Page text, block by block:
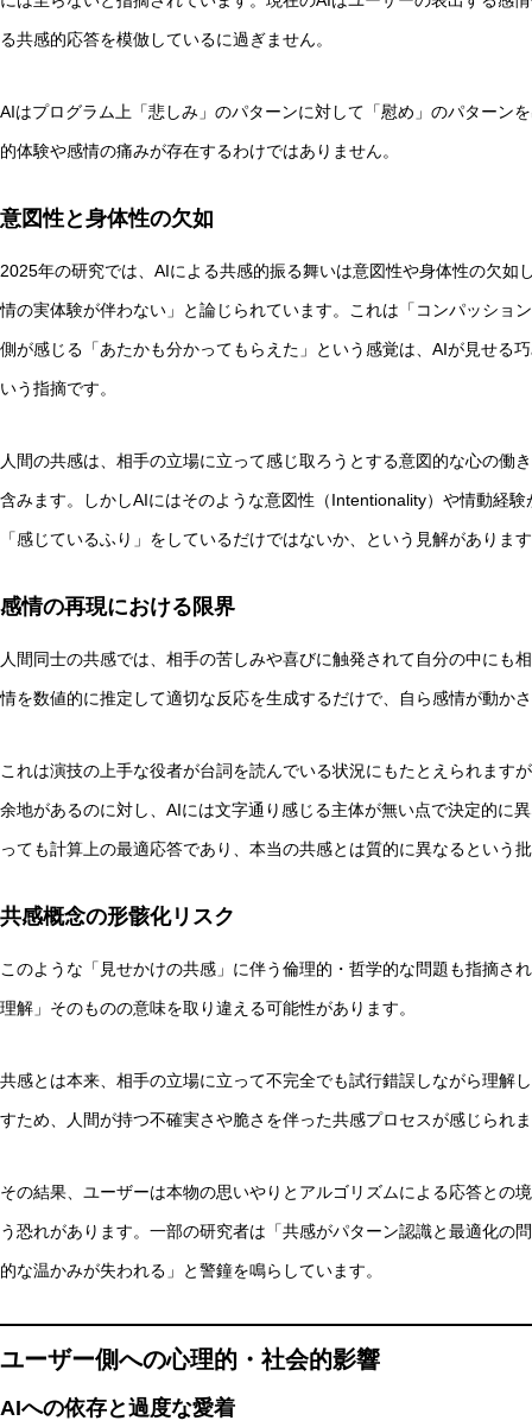
る共感的応答を模倣しているに過ぎません。
AIはプログラム上「悲しみ」のパターンに対して「慰め」のパターン
的体験や感情の痛みが存在するわけではありません。
意図性と身体性の欠如
2025年の研究では、AIによる共感的振る舞いは意図性や身体性の欠如
情の実体験が伴わない」と論じられています。これは「コンパッショ
側が感じる「あたかも分かってもらえた」という感覚は、AIが見せる
いう指摘です。
人間の共感は、相手の立場に立って感じ取ろうとする意図的な心の働
含みます。しかしAIにはそのような意図性（Intentionality）や情動経
「感じているふり」をしているだけではないか、という見解がありま
感情の再現における限界
人間同士の共感では、相手の苦しみや喜びに触発されて自分の中にも
情を数値的に推定して適切な反応を生成するだけで、自ら感情が動か
これは演技の上手な役者が台詞を読んでいる状況にもたとえられます
余地があるのに対し、AIには文字通り感じる主体が無い点で決定的に
っても計算上の最適応答であり、本当の共感とは質的に異なるという
共感概念の形骸化リスク
このような「見せかけの共感」に伴う倫理的・哲学的な問題も指摘さ
理解」そのものの意味を取り違える可能性があります。
共感とは本来、相手の立場に立って不完全でも試行錯誤しながら理解
すため、人間が持つ不確実さや脆さを伴った共感プロセスが感じられ
その結果、ユーザーは本物の思いやりとアルゴリズムによる応答との
う恐れがあります。一部の研究者は「共感がパターン認識と最適化の
的な温かみが失われる」と警鐘を鳴らしています。
ユーザー側への心理的・社会的影響
AIへの依存と過度な愛着